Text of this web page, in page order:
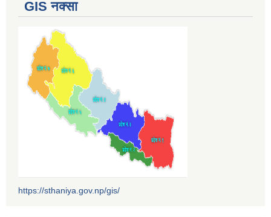
GIS नक्सा
https://sthaniya.gov.np/gis/